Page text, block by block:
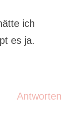
ich
es ja.
Antworten